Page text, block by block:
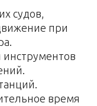
судов,
при
время